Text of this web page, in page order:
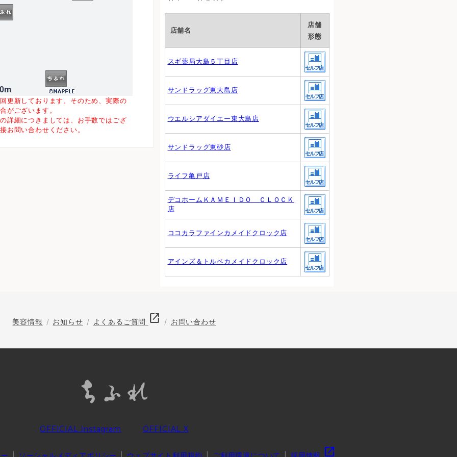
更新しております。そのため、実際の
がございます。
詳細につきましては、お手数ではござ
お問い合わせください。
店舗名
店舗
形態
スギ薬局大島５丁目店
サンドラッグ東大島店
ウエルシアダイエー東大島店
サンドラッグ東砂店
ライフ亀戸店
デコホームＫＡＭＥＩＤＯ ＣＬＯＣＫ
店
ココカラファインカメイドクロック店
アインズ＆トルペカメイドクロック店
美容情報 お知らせ よくあるご質問 open_in_new お問い合わせ
OFFICIAL Instagram OFFICIAL X
ソーシャルメディアポリシー ウェブサイト利用規約 ご利用環境について 採用情報 open_in_new